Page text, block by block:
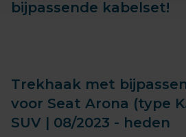
bijpassende kabelset!
Trekhaak met
voor Seat Arona (type
SUV | 08/2023 - heden